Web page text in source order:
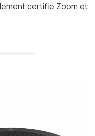
certifié Zoom et